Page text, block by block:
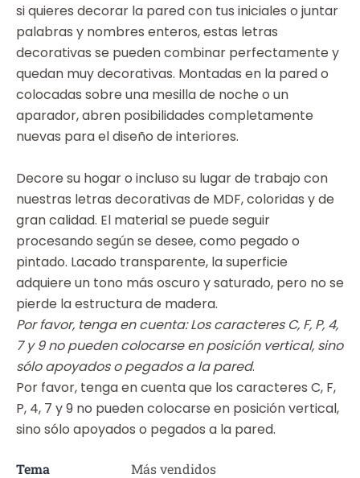
si quieres decorar la pared con tus iniciales o juntar
palabras y nombres enteros, estas letras
decorativas se pueden combinar perfectamente y
quedan muy decorativas. Montadas en la pared o
colocadas sobre una mesilla de noche o un
aparador, abren posibilidades completamente
nuevas para el diseño de interiores.
Decore su hogar o incluso su lugar de trabajo con
nuestras letras decorativas de MDF, coloridas y de
gran calidad. El material se puede seguir
procesando según se desee, como pegado o
pintado. Lacado transparente, la superficie
adquiere un tono más oscuro y saturado, pero no se
pierde la estructura de madera.
Por favor, tenga en cuenta: Los caracteres C, F, P, 4,
7 y 9 no pueden colocarse en posición vertical, sino
sólo apoyados o pegados a la pared.
Por favor, tenga en cuenta que los caracteres C, F,
P, 4, 7 y 9 no pueden colocarse en posición vertical,
sino sólo apoyados o pegados a la pared.
Tema Más vendidos